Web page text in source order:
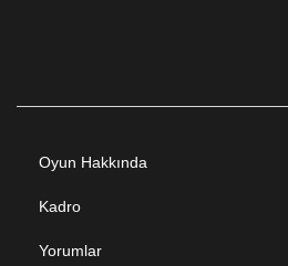
Oyun Hakkında
Kadro
Yorumlar